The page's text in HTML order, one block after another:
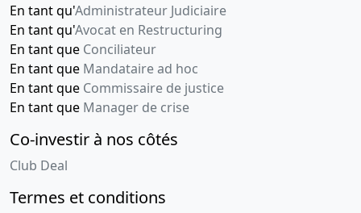
En tant qu'Administrateur Judiciaire
En tant qu'Avocat en Restructuring
En tant que Conciliateur
En tant que Mandataire ad hoc
En tant que Commissaire de justice
En tant que Manager de crise
Co-investir à nos côtés
Club Deal
Termes et conditions